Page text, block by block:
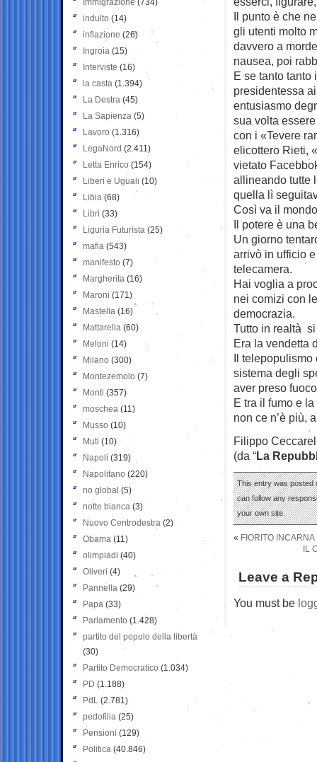
Il punto è che
gli utenti molto
davvero a
nausea, poi
E se tanto tanto
presidentessa
entusiasmo
sua volta
con i «Tevere
elicottero Rieti,
vietato
allineando tutte
quella lì
Così va il
Il potere è una
Un giorno
arrivò in ufficio
telecamera.
Hai voglia a
nei comizi con
democrazia.
Tutto in realtà
Era la vendetta
Il telepopulismo
sistema degli
aver preso
E tra il fumo e
non ce n’è più,
Filippo
(da “La
This entry was posted
can follow any
your own site.
« FIORITO INCARNA
IL
Leave a
You must be
Immigrazione (734)
indulto (14)
inflazione (26)
Ingroia (15)
Interviste (16)
la casta (1.394)
La Destra (45)
La Sapienza (5)
Lavoro (1.316)
LegaNord (2.411)
Letta Enrico (154)
Liberi e Uguali (10)
Libia (68)
Libri (33)
Liguria Futurista (25)
mafia (543)
manifesto (7)
Margherita (16)
Maroni (171)
Mastella (16)
Mattarella (60)
Meloni (14)
Milano (300)
Montezemolo (7)
Monti (357)
moschea (11)
Musso (10)
Muti (10)
Napoli (319)
Napolitano (220)
no global (5)
notte bianca (3)
Nuovo Centrodestra (2)
Obama (11)
olimpiadi (40)
Oliveri (4)
Pannella (29)
Papa (33)
Parlamento (1.428)
partito del popolo della libertà
(30)
Partito Democratico (1.034)
PD (1.188)
PdL (2.781)
pedofilia (25)
Pensioni (129)
Politica (40.846)